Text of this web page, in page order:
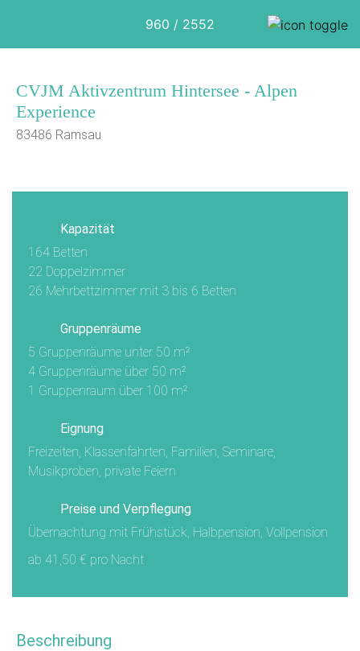
960 / 2552
CVJM Aktivzentrum Hintersee - Alpen
Experience
83486 Ramsau
1/14
Kapazität
164 Betten
22 Doppelzimmer
26 Mehrbettzimmer mit 3 bis 6 Betten
Gruppenräume
5 Gruppenräume unter 50 m²
4 Gruppenräume über 50 m²
1 Gruppenraum über 100 m²
Eignung
Freizeiten, Klassenfahrten, Familien, Seminare,
Musikproben, private Feiern
Preise und Verpflegung
Übernachtung mit Frühstück, Halbpension, Vollpension
ab 41,50 € pro Nacht
Beschreibung